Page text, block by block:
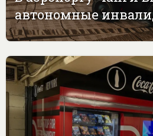
автономные